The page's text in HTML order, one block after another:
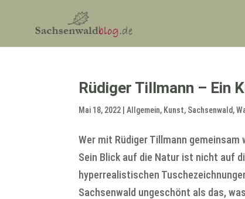
Rüdiger Tillmann – Ein
Mai 18, 2022 |Allgemein, Kunst, Sachsenwald,
Wer mit Rüdiger Tillmann
Sein Blick auf die Natur ist nicht auf
hyperrealistischen
Sachsenwald ungeschönt als das,